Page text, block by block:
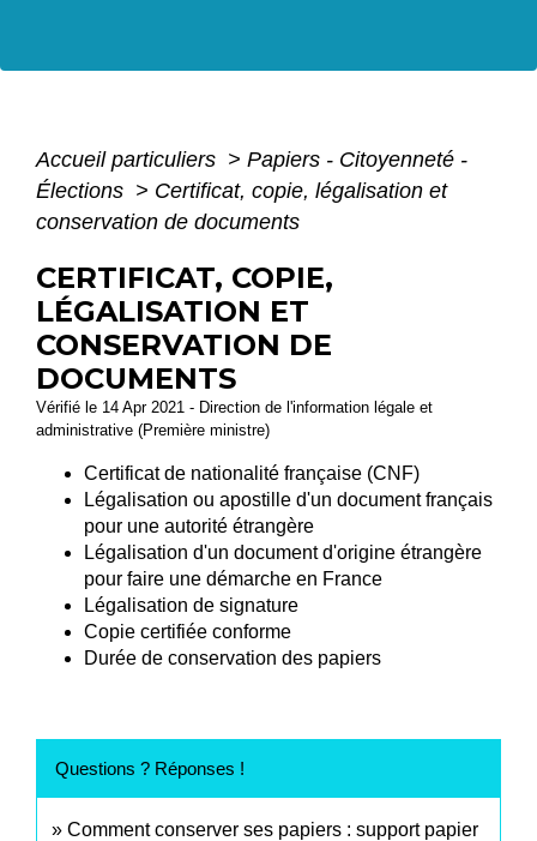
Accueil particuliers > Papiers - Citoyenneté -
Élections > Certificat, copie, légalisation et
conservation de documents
CERTIFICAT, COPIE,
LÉGALISATION ET
CONSERVATION DE
DOCUMENTS
Vérifié le 14 Apr 2021 - Direction de l'information légale et
administrative (Première ministre)
Certificat de nationalité française (CNF)
Légalisation ou apostille d'un document français
pour une autorité étrangère
Légalisation d'un document d'origine étrangère
pour faire une démarche en France
Légalisation de signature
Copie certifiée conforme
Durée de conservation des papiers
Questions ? Réponses !
Comment conserver ses papiers : support papier